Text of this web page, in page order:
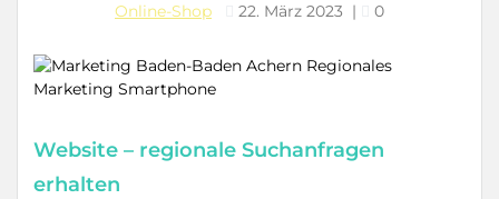
Online-Shop
22. März 2023 | 0
Website – regionale Suchanfragen
erhalten